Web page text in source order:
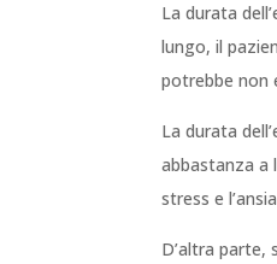
La durata
lungo, il
potrebbe non
La durata
abbastanza a
stress e
D’altra parte,